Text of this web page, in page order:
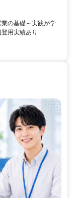
基礎～実践が学
用実績あり